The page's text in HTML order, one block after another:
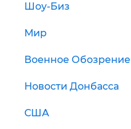
Шоу-Биз
Мир
Военное Обозрение
Новости Донбасса
США